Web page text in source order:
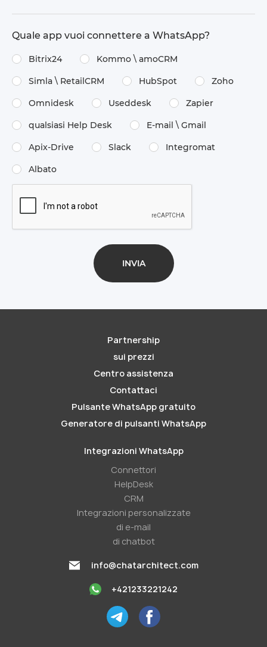
Quale app vuoi connettere a WhatsApp?
Bitrix24 Kommo \​ amoCRM
Simla \​ RetailCRM HubSpot Zoho
Omnidesk Useddesk Zapier
qualsiasi Help Desk E-mail \​ Gmail
Apix-Drive Slack Integromat
Albato
Partnership
sui prezzi
Centro assistenza
Contattaci
Pulsante WhatsApp gratuito
Generatore di pulsanti WhatsApp
Integrazioni WhatsApp
Connettori
HelpDesk
CRM
Integrazioni personalizzate
di e-mail
di chatbot
info@chatarchitect.com
+421233221242